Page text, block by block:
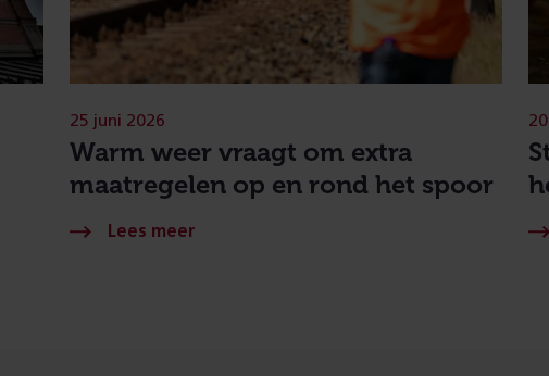
Warm weer vraagt om extra
maatregelen op en rond het spoor
25 juni 2026